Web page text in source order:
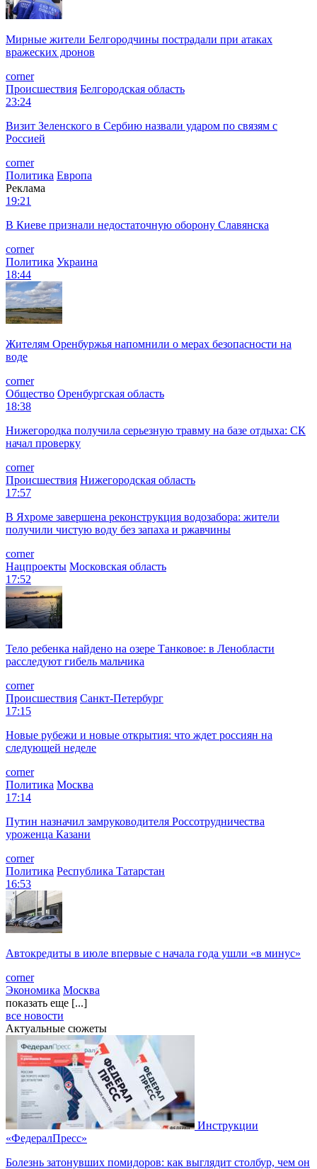
Мирные жители Белгородчины пострадали при атаках
вражеских дронов
corner
Происшествия Белгородская область
23:24
Визит Зеленского в Сербию назвали ударом по связям с
Россией
corner
Политика Европа
Реклама
19:21
В Киеве признали недостаточную оборону Славянска
corner
Политика Украина
18:44
Жителям Оренбуржья напомнили о мерах безопасности на
воде
corner
Общество Оренбургская область
18:38
Нижегородка получила серьезную травму на базе отдыха: СК
начал проверку
corner
Происшествия Нижегородская область
17:57
В Яхроме завершена реконструкция водозабора: жители
получили чистую воду без запаха и ржавчины
corner
Нацпроекты Московская область
17:52
Тело ребенка найдено на озере Танковое: в Ленобласти
расследуют гибель мальчика
corner
Происшествия Санкт-Петербург
17:15
Новые рубежи и новые открытия: что ждет россиян на
следующей неделе
corner
Политика Москва
17:14
Путин назначил замруководителя Россотрудничества
уроженца Казани
corner
Политика Республика Татарстан
16:53
Автокредиты в июле впервые с начала года ушли «в минус»
corner
Экономика Москва
показать еще [...]
все новости
Актуальные сюжеты
Инструкции
«ФедералПресс»
Болезнь затонувших помидоров: как выглядит столбур, чем он